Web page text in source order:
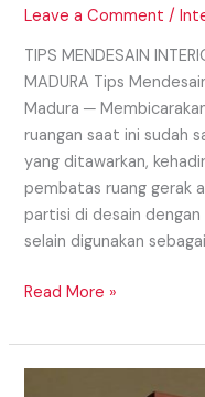
Leave a Comment /
TIPS MENDESAIN
MADURA Tips
Madura ─
ruangan saat ini sudah
yang ditawarkan,
pembatas ruang gerak
partisi di desain
selain digunakan
Read More »